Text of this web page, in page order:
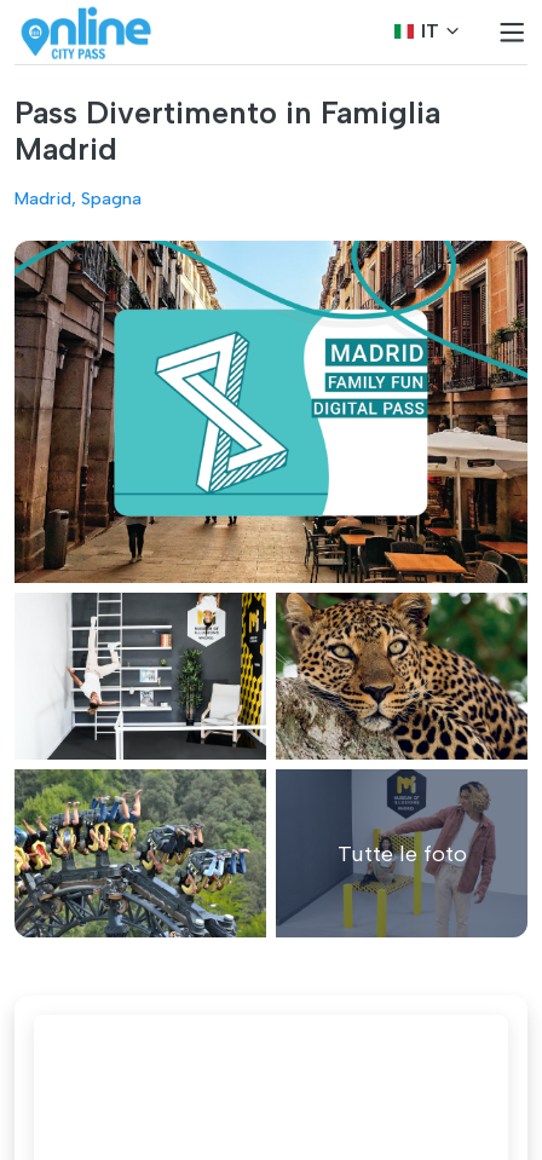
IT
Pass Divertimento in Famiglia
Madrid
Madrid, Spagna
Tutte le foto